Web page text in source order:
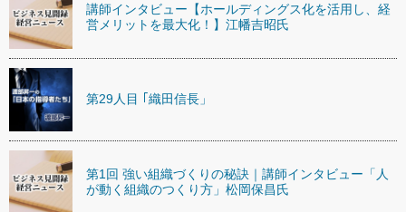
講師インタビュー【ホールディングス化を活用し、経
営メリットを最大化！】江幡吉昭氏
第29人目 ｢織田信長」
第1回 強い組織づくりの秘訣｜講師インタビュー「人
が動く組織のつくり方」松岡保昌氏